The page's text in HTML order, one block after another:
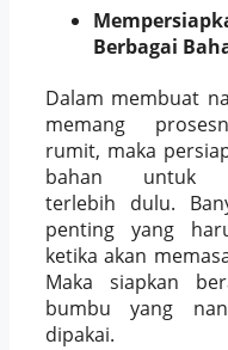
Berbagai
Dalam membuat
memang
rumit, maka
bahan untuk
terlebih dulu.
penting yang
ketika akan
Maka siapkan
bumbu yang
dipakai.